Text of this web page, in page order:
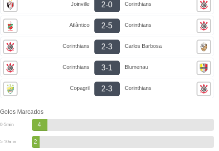
Joinville 2-0 Corinthians
Atlântico 2-5 Corinthians
Corinthians 2-3 Carlos Barbosa
Corinthians 3-1 Blumenau
Copagril 2-3 Corinthians
Golos Marcados
0-5min 4
5-10min 2